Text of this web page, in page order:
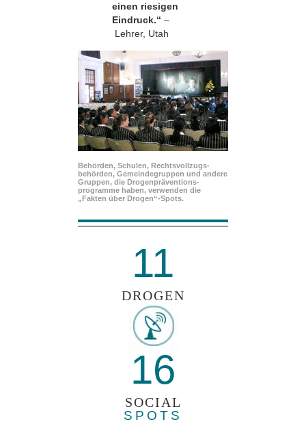
einen riesigen
Eindruck.“ –
Lehrer, Utah
Behörden, Schulen, Rechtsvollzugs­
behörden, Gemeindegruppen und andere
Gruppen, die Drogenpräventions­
programme haben, verwenden die
„Fakten über Drogen“-Spots.
11
DROGEN
16
SOCIAL
SPOTS